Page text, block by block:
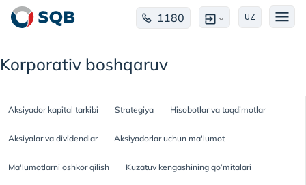
1180 UZ
Korporativ boshqaruv
Aksiyador kapital tarkibi Strategiya Hisobotlar va taqdimotlar
Aksiyalar va dividendlar Aksiyadorlar uchun ma'lumot
Ma'lumotlarni oshkor qilish Kuzatuv kengashining qo’mitalari